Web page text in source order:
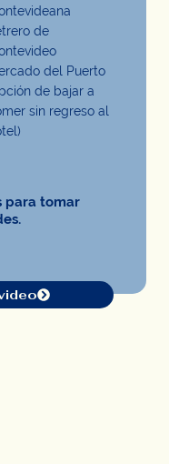
de
del Puerto
de bajar a
sin regreso al
para tomar